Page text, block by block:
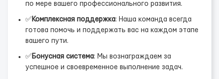
по мере вашего профессионального развития.
✅ Комплексная поддержка: Наша команда всегда
готова помочь и поддержать вас на каждом этапе
вашего пути.
✅ Бонусная система: Мы вознаграждаем за
успешное и своевременное выполнение задач.